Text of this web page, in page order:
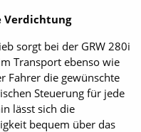
sorgt bei der GRW 280i
Transport ebenso wie
Fahrer die gewünschte
Steuerung für jede
lässt sich die
bequem über das